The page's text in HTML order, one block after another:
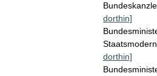
dorthin]
dorthin]